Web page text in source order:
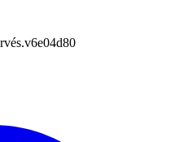
v6e04d80